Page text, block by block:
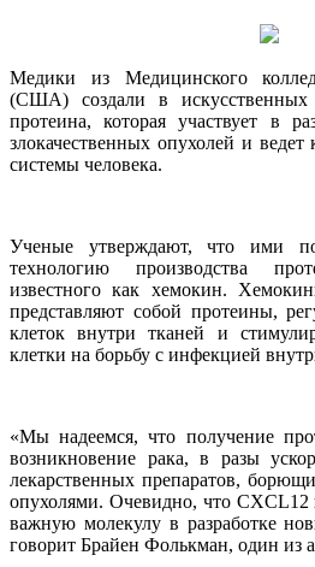
Медики из Медицинского
(США) создали в
протеина, которая участвует в
злокачественных опухолей и
системы человека.
Ученые утверждают, что ими
технологию производства
известного как хемокин.
представляют собой протеины,
клеток внутри тканей и
клетки на борьбу с инфекцией
«Мы надеемся, что получение
возникновение рака, в разы
лекарственных препаратов,
опухолями. Очевидно, что CXCL12
важную молекулу в разработке
говорит Брайен Фолькман, один из